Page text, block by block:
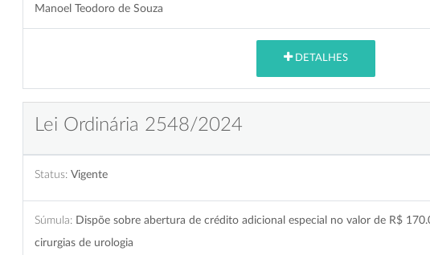
Manoel Teodoro de Souza
DETALHES
Lei Ordinária 2548/2024
Status: Vigente
Súmula: Dispõe sobre abertura de crédito adicional especial no valor de R$
cirurgias de urologia